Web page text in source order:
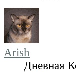
Arish
Дневная